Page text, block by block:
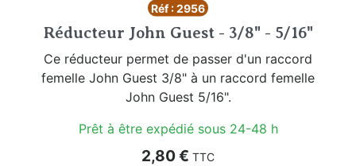
Réf : 2956
Réducteur John Guest - 3/8" - 5/16"
Ce réducteur permet de passer d'un raccord
femelle John Guest 3/8" à un raccord femelle
John Guest 5/16".
Prêt à être expédié sous 24-48 h
Prix
2,80 € TTC